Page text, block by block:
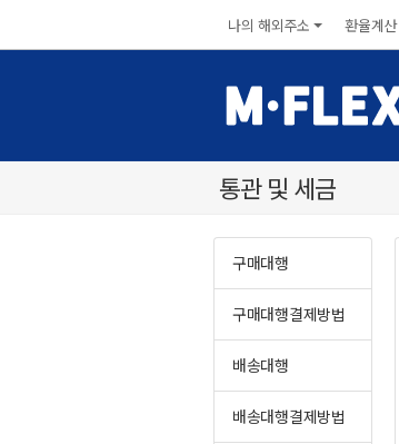
나의해외주소 환율계산
통관및세금
구매대행
구매대행결제방법
배송대행
배송대행결제방법